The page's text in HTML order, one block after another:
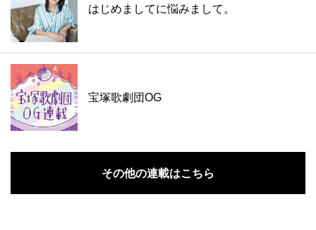
はじめましてに悩みまして。
宝塚歌劇団OG
その他の連載はこちら